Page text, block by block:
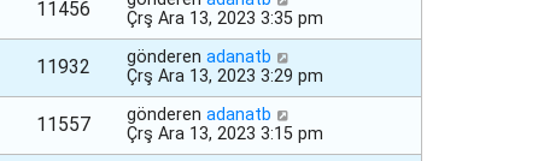
11456
Çrş Ara 13, 2023 3:35 pm
11932 gönderen adanatb
Çrş Ara 13, 2023 3:29 pm
11557 gönderen adanatb
Çrş Ara 13, 2023 3:15 pm